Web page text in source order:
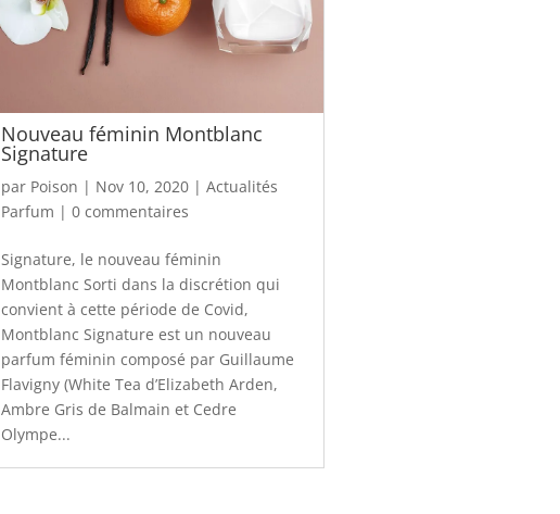
Nouveau féminin Montblanc
Signature
par Poison | Nov 10, 2020| Actualités
Parfum | 0 commentaires
Signature, le nouveau féminin
Montblanc Sorti dans la discrétion qui
convient à cette période de Covid,
Montblanc Signature est un nouveau
parfum féminin composé par Guillaume
Flavigny (White Tea d’Elizabeth Arden,
Ambre Gris de Balmain et Cedre
Olympe...